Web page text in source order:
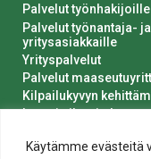
Käytämme evästeitä
Palvelut työnhakijoille
Palvelut työnantaja- ja
yritysasiakkaille
Yrityspalvelut
Palvelut
Kilpailukyvyn
Luvat ja ilmoitukset